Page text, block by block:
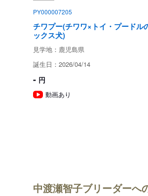
PY000007205
チワプー(チワワ×トイ・プードル
ックス犬)
見学地：鹿児島県
誕生日：2026/04/14
- 円
動画あり
中渡瀬智子ブリーダーへ